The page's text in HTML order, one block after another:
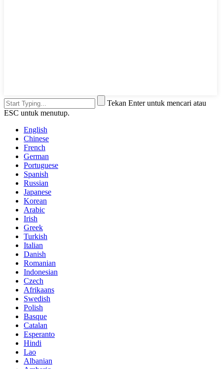
Tekan Enter untuk mencari atau
ESC untuk menutup.
English
Chinese
French
German
Portuguese
Spanish
Russian
Japanese
Korean
Arabic
Irish
Greek
Turkish
Italian
Danish
Romanian
Indonesian
Czech
Afrikaans
Swedish
Polish
Basque
Catalan
Esperanto
Hindi
Lao
Albanian